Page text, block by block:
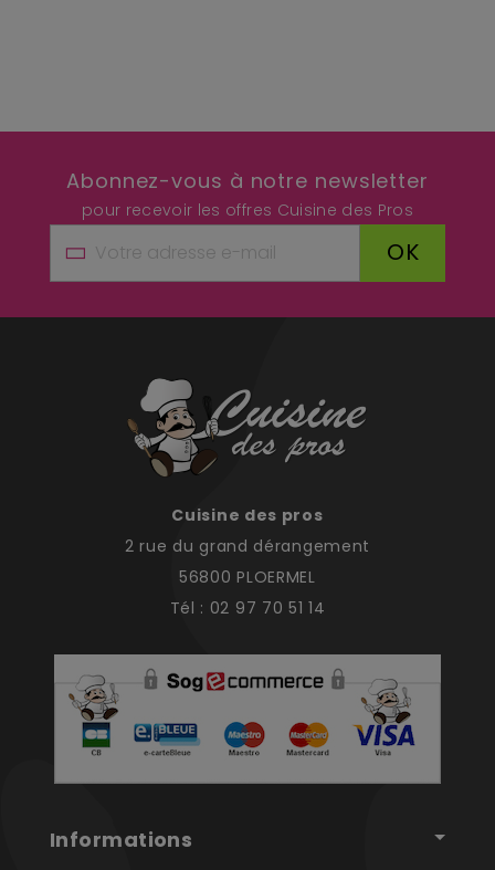
Abonnez-vous à notre newsletter
pour recevoir les offres Cuisine des Pros
OK
Cuisine des pros
2 rue du grand dérangement
56800 PLOERMEL
Tél : 02 97 70 51 14
Informations